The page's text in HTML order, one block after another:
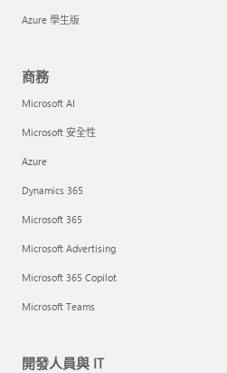
Azure 學生版
商務
Microsoft AI
Microsoft 安全性
Azure
Dynamics 365
Microsoft 365
Microsoft Advertising
Microsoft 365 Copilot
Microsoft Teams
開發人員與 IT